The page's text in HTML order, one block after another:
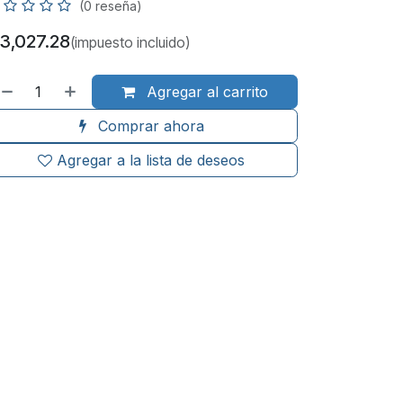
(0 reseña)
3,027.28(impuesto incluido)
Agregar al carrito
Comprar ahora
Agregar a la lista de deseos